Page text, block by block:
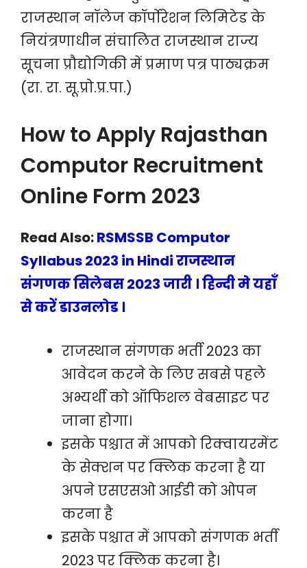
राजस्थान नॉलेज कॉर्पोरेशन लिमिटेड के
नियंत्रणाधीन संचालित राजस्थान राज्य
सूचना प्रौद्योगिकी में प्रमाण पत्र पाठ्यक्रम
(रा. रा. सू.प्रो.प्र.पा.)
How to Apply Rajasthan
Computor Recruitment
Online Form 2023
Read Also:RSMSSB Computor
Syllabus 2023 in Hindi राजस्थान
संगणक सिलेबस 2023 जारी । हिन्दी मे यहाँ
से करें डाउनलोड ।
राजस्थान संगणक भर्ती 2023 का
आवेदन करने के लिए सबसे पहले
अभ्यर्थी को ऑफिशल वेबसाइट पर
जाना होगा।
इसके पश्चात में आपको रिक्वायरमेंट
के सेक्शन पर क्लिक करना है या
अपने एसएसओ आईडी को ओपन
करना है
इसके पश्चात में आपको संगणक भर्ती
2023 पर क्लिक करना है।